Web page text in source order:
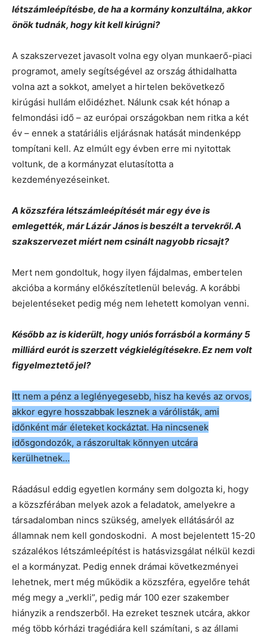
létszámleépítésbe, de ha a kormány konzultálna, akkor
önök tudnák, hogy kit kell kirúgni?
A szakszervezet javasolt volna egy olyan munkaerő-piaci
programot, amely segítségével az ország áthidalhatta
volna azt a sokkot, amelyet a hirtelen bekövetkező
kirúgási hullám előidézhet. Nálunk csak két hónap a
felmondási idő – az európai országokban nem ritka a két
év – ennek a statáriális eljárásnak hatását mindenképp
tompítani kell. Az elmúlt egy évben erre mi nyitottak
voltunk, de a kormányzat elutasította a
kezdeményezéseinket.
A közszféra létszámleépítését már egy éve is
emlegették, már Lázár János is beszélt a tervekről. A
szakszervezet miért nem csinált nagyobb ricsajt?
Mert nem gondoltuk, hogy ilyen fájdalmas, embertelen
akcióba a kormány előkészítetlenül belevág. A korábbi
bejelentéseket pedig még nem lehetett komolyan venni.
Később az is kiderült, hogy uniós forrásból a kormány 5
milliárd eurót is szerzett végkielégítésekre. Ez nem volt
figyelmeztető jel?
Itt nem a pénz a leglényegesebb, hisz ha kevés az orvos,
akkor egyre hosszabbak lesznek a várólisták, ami
időnként már életeket kockáztat. Ha nincsenek
idősgondozók, a rászorultak könnyen utcára
kerülhetnek…
Ráadásul eddig egyetlen kormány sem dolgozta ki, hogy
a közszférában melyek azok a feladatok, amelyekre a
társadalomban nincs szükség, amelyek ellátásáról az
államnak nem kell gondoskodni. A most bejelentett 15-20
százalékos létszámleépítést is hatásvizsgálat nélkül kezdi
el a kormányzat. Pedig ennek drámai következményei
lehetnek, mert még működik a közszféra, egyelőre tehát
még megy a „verkli”, pedig már 100 ezer szakember
hiányzik a rendszerből. Ha ezreket tesznek utcára, akkor
még több kórházi tragédiára kell számítani, s az állami